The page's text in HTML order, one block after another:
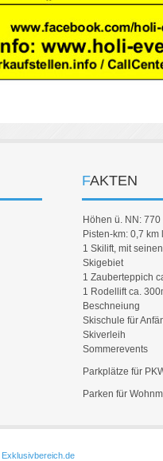
FAKTEN
Höhen ü. NN: 770
Pisten-km: 0,7 km
1 Skilift, mit
Skigebiet
1 Zauberteppich
1 Rodellift ca.
Beschneiung
Skischule für
Skiverleih
Sommerevents
Parkplätze für
Parken für
Exklusivbereich.de